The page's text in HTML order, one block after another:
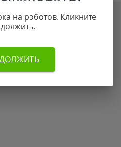
не смогли оставить заявку
телефону:
на роботов. Кликните